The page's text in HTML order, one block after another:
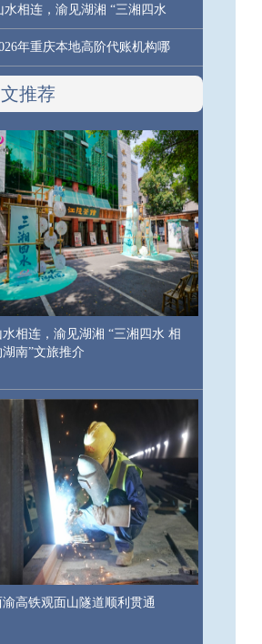
水相连，渝见湖湘 “三湘四水
年重庆本地高阶代账机构哪
推荐
水相连，渝见湖湘 “三湘四水 相
湖南”文旅推介
渝高铁观面山隧道顺利贯通